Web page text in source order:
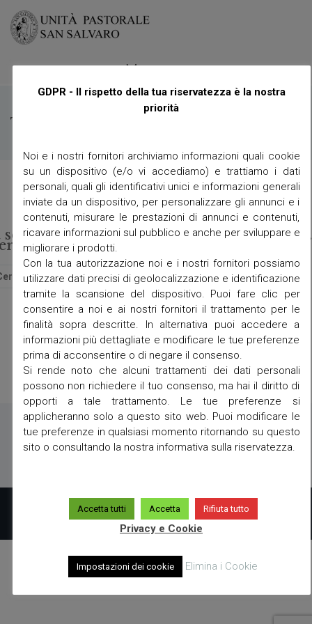
Menu≡
Tag:
we can’t find what you’re looking for.
searching can help.
Copyright 2019 powered by A23
GDPR - Il rispetto della tua riservatezza è la nostra
priorità
Noi e i nostri fornitori archiviamo informazioni quali cookie
su un dispositivo (e/o vi accediamo) e trattiamo i dati
personali, quali gli identificativi unici e informazioni generali
inviate da un dispositivo, per personalizzare gli annunci e i
contenuti, misurare le prestazioni di annunci e contenuti,
ricavare informazioni sul pubblico e anche per sviluppare e
migliorare i prodotti.
Con la tua autorizzazione noi e i nostri fornitori possiamo
utilizzare dati precisi di geolocalizzazione e identificazione
tramite la scansione del dispositivo. Puoi fare clic per
consentire a noi e ai nostri fornitori il trattamento per le
finalità sopra descritte. In alternativa puoi accedere a
informazioni più dettagliate e modificare le tue preferenze
prima di acconsentire o di negare il consenso.
Si rende noto che alcuni trattamenti dei dati personali
possono non richiedere il tuo consenso, ma hai il diritto di
opporti a tale trattamento. Le tue preferenze si
applicheranno solo a questo sito web. Puoi modificare le
tue preferenze in qualsiasi momento ritornando su questo
sito o consultando la nostra informativa sulla riservatezza.
Accetta tutti Accetta Rifiuta tutto
Privacy e Cookie
Impostazioni dei cookie Elimina i Cookie